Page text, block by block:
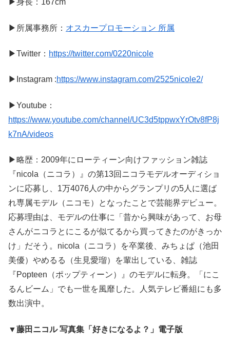
▶身長：167cm
▶所属事務所： オスカープロモーション 所属
▶Twitter： https://twitter.com/0220nicole
▶Instagram :https://www.instagram.com/2525nicole2/
▶Youtube：
https://www.youtube.com/channel/UC3d5tppwxYrOtv8fP8j
k7nA/videos
▶略歴：2009年にローティーン向けファッション雑誌
『nicola（ニコラ）』の第13回ニコラモデルオーディショ
ンに応募し、1万4076人の中からグランプリの5人に選ば
れ専属モデル（ニコモ）となったことで芸能界デビュー。
応募理由は、モデルの仕事に「昔から興味があって、お母
さんがニコラとにこるが似てるから買ってきたのがきっか
け」だそう。nicola（ニコラ）を卒業後、みちょぱ（池田
美優）やめるる（生見愛瑠）を輩出している、雑誌
『Popteen（ポップティーン）』のモデルに転身。「にこ
るんビーム」でも一世を風靡した。人気テレビ番組にも多
数出演中。
▼藤田ニコル 写真集「好きになるよ？」電子版